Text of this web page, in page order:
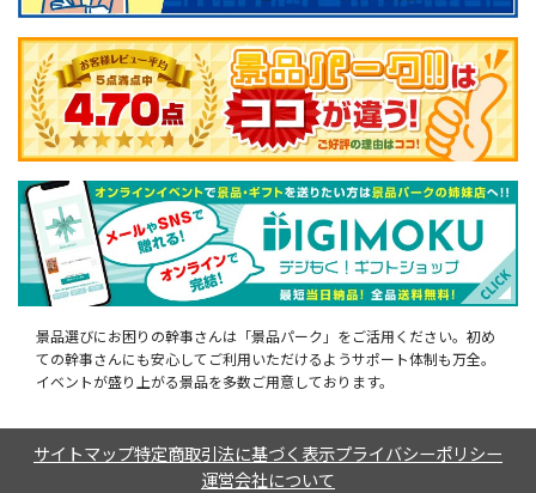
景品選びにお困りの幹事さんは「景品パーク」をご活用ください。初め
ての幹事さんにも安心してご利用いただけるようサポート体制も万全。
イベントが盛り上がる景品を多数ご用意しております。
サイトマップ特定商取引法に基づく表示プライバシーポリシー
運営会社について